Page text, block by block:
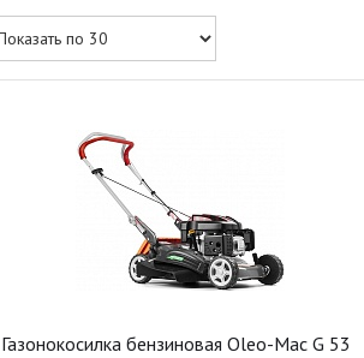
Газонокосилка бензиновая Oleo-Mac G 53